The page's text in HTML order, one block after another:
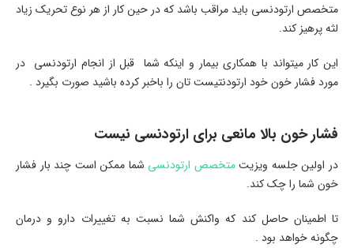
متخصص ارتودنسی باید مراقب باشد که در حین کار از هر نوع تحریک زیاد
لثه پرهیز کند.
این کار میتواند با همکاری بیمار و اینکه شما قبل از انجام ارتودنسی در
مورد فشار خون خود ارتودنتیست تان را باخبر کرده باشید صورت بگیرد .
فشار خون بالا مانعی برای ارتودنسی نیست
در اولین جلسه ویزیتمتخصص ارتودنسی شما ممکن است چند بار فشار
خون شما را چک کند.
تا اطمینان حاصل کند که واکنش شما نسبت به تغییرات دارو و درمان
چگونه خواهد بود .